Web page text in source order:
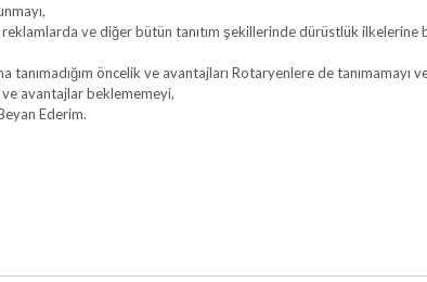
ve diğer bütün tanıtım şekillerinde dürüstlük ilkelerine
öncelik ve avantajları Rotaryenlere de tanımamayı
avantajlar beklememeyi,
Ederim.